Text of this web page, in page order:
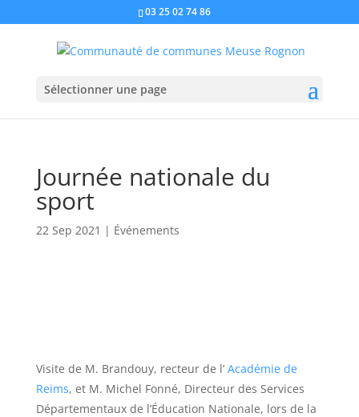
03 25 02 74 86
Sélectionner une page
Journée nationale du
sport
22 Sep 2021 | Événements
Visite de M. Brandouy, recteur de l’ Académie de
Reims, et M. Michel Fonné, Directeur des Services
Départementaux de l’Éducation Nationale, lors de la